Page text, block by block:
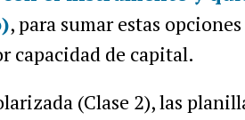
, para sumar estas
capacidad de capital.
(Clase 2), las